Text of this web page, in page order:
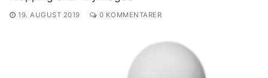
19. AUGUST 2019 0 KOMMENTARER